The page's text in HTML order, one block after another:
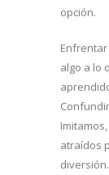
opción.
algo a lo
atraídos